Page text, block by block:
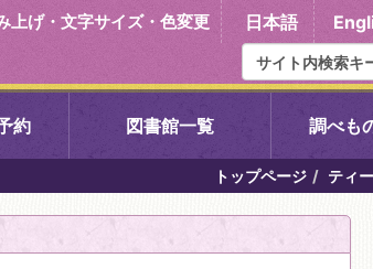
上げ・文字サイズ・色変更 日本語
約 図書館一覧
図書館 伏見中央図書館
館 岩倉図書館
調べも
トップページ ティ